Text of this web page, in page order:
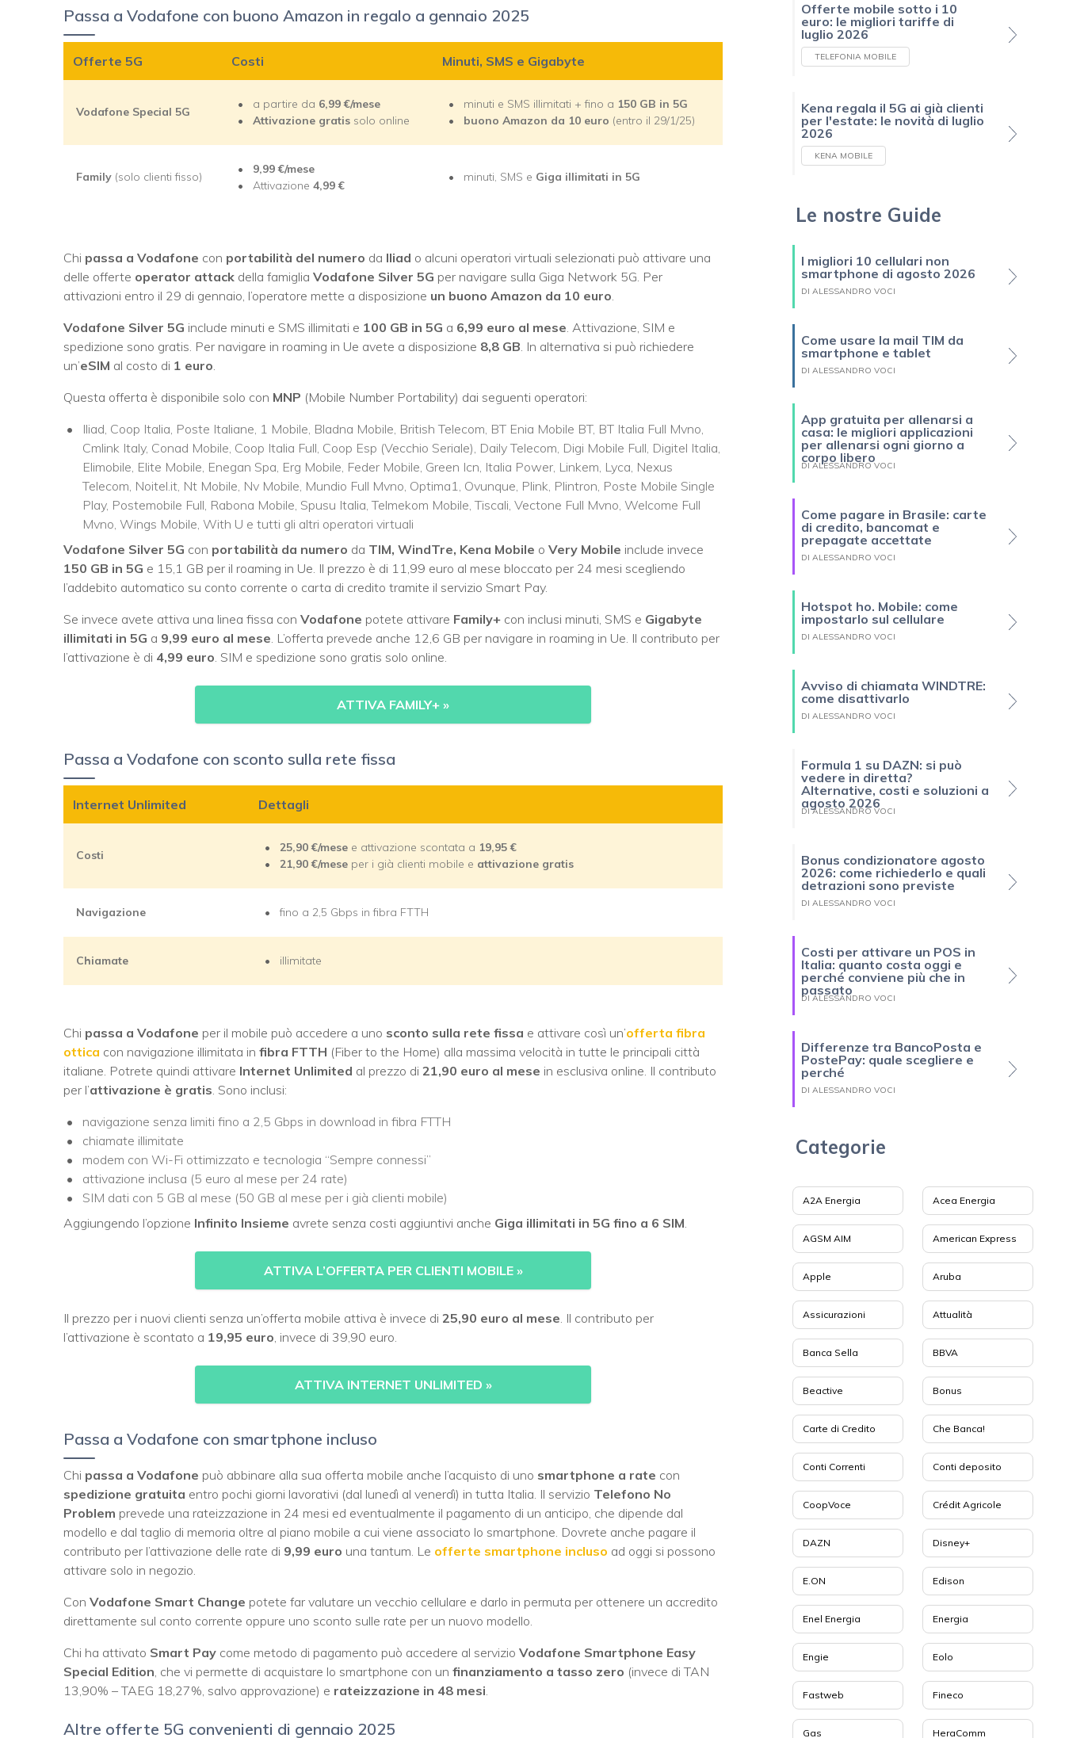
Passa a Vodafone con buono Amazon in regalo a gennaio 2025
Offerte 5G Costi Minuti, SMS e Gigabyte
Vodafone Special 5G
a partire da 6,99 €/mese
Attivazione gratis solo online
minuti e SMS illimitati + fino a 150 GB in 5G
buono Amazon da 10 euro (entro il 29/1/25)
Family (solo clienti fisso)
9,99 €/mese
Attivazione 4,99 €
minuti, SMS e Giga illimitati in 5G
Chi passa a Vodafone con portabilità del numero da Iliad o alcuni operatori virtuali selezionati può attivare una
delle offerte operator attack della famiglia Vodafone Silver 5G per navigare sulla Giga Network 5G. Per
attivazioni entro il 29 di gennaio, l’operatore mette a disposizione un buono Amazon da 10 euro
Vodafone Silver 5G include minuti e SMS illimitati e 100 GB in 5G a 6,99 euro al mese . Attivazione, SIM e
spedizione sono gratis. Per navigare in roaming in Ue avete a disposizione 8,8 GB . In alternativa si può richiedere
un’eSIM al costo di 1 euro
Questa offerta è disponibile solo con MNP (Mobile Number Portability) dai seguenti operatori:
Iliad, Coop Italia, Poste Italiane, 1 Mobile, Bladna Mobile, British Telecom, BT Enia Mobile BT, BT Italia Full Mvno,
Cmlink Italy, Conad Mobile, Coop Italia Full, Coop Esp (Vecchio Seriale), Daily Telecom, Digi Mobile Full, Digitel Italia,
Elimobile, Elite Mobile, Enegan Spa, Erg Mobile, Feder Mobile, Green Icn, Italia Power, Linkem, Lyca, Nexus
Telecom, Noitel.it, Nt Mobile, Nv Mobile, Mundio Full Mvno, Optima1, Ovunque, Plink, Plintron, Poste Mobile Single
Play, Postemobile Full, Rabona Mobile, Spusu Italia, Telmekom Mobile, Tiscali, Vectone Full Mvno, Welcome Full
Mvno, Wings Mobile, With U e tutti gli altri operatori virtuali
Vodafone Silver 5G con portabilità da numero da TIM, WindTre, Kena Mobile o Very Mobile include invece
150 GB in 5G e 15,1 GB per il roaming in Ue. Il prezzo è di 11,99 euro al mese bloccato per 24 mesi scegliendo
l’addebito automatico su conto corrente o carta di credito tramite il servizio Smart Pay.
Se invece avete attiva una linea fissa con Vodafone potete attivare Family+ con inclusi minuti, SMS e Gigabyte
illimitati in 5G a 9,99 euro al mese . L’offerta prevede anche 12,6 GB per navigare in roaming in Ue. Il contributo per
l’attivazione è di 4,99 euro . SIM e spedizione sono gratis solo online.
ATTIVA FAMILY+ »
Passa a Vodafone con sconto sulla rete fissa
Internet Unlimited Dettagli
Costi
25,90 €/mese e attivazione scontata a 19,95 €
21,90 €/mese per i già clienti mobile e attivazione gratis
Navigazione fino a 2,5 Gbps in fibra FTTH
Chiamate illimitate
Chi passa a Vodafone per il mobile può accedere a uno sconto sulla rete fissa e attivare così un’offerta fibra
ottica con navigazione illimitata in fibra FTTH (Fiber to the Home) alla massima velocità in tutte le principali città
italiane. Potrete quindi attivare Internet Unlimited al prezzo di 21,90 euro al mese in esclusiva online. Il contributo
per l’attivazione è gratis . Sono inclusi:
navigazione senza limiti fino a 2,5 Gbps in download in fibra FTTH
chiamate illimitate
modem con Wi-Fi ottimizzato e tecnologia “Sempre connessi”
attivazione inclusa (5 euro al mese per 24 rate)
SIM dati con 5 GB al mese (50 GB al mese per i già clienti mobile)
Aggiungendo l’opzione Infinito Insieme avrete senza costi aggiuntivi anche Giga illimitati in 5G fino a 6 SIM
ATTIVA L’OFFERTA PER CLIENTI MOBILE »
Il prezzo per i nuovi clienti senza un’offerta mobile attiva è invece di 25,90 euro al mese . Il contributo per
l’attivazione è scontato a 19,95 euro , invece di 39,90 euro.
ATTIVA INTERNET UNLIMITED »
Passa a Vodafone con smartphone incluso
Chi passa a Vodafone può abbinare alla sua offerta mobile anche l’acquisto di uno smartphone a rate con
spedizione gratuita entro pochi giorni lavorativi (dal lunedì al venerdì) in tutta Italia. Il servizio Telefono No
Problem prevede una rateizzazione in 24 mesi ed eventualmente il pagamento di un anticipo, che dipende dal
modello e dal taglio di memoria oltre al piano mobile a cui viene associato lo smartphone. Dovrete anche pagare il
contributo per l’attivazione delle rate di 9,99 euro una tantum. Le offerte smartphone incluso ad oggi si possono
attivare solo in negozio.
Con Vodafone Smart Change potete far valutare un vecchio cellulare e darlo in permuta per ottenere un accredito
direttamente sul conto corrente oppure uno sconto sulle rate per un nuovo modello.
Chi ha attivato Smart Pay come metodo di pagamento può accedere al servizio Vodafone Smartphone Easy
Special Edition , che vi permette di acquistare lo smartphone con un finanziamento a tasso zero (invece di TAN
13,90% – TAEG 18,27%, salvo approvazione) e rateizzazione in 48 mesi
Altre offerte 5G convenienti di gennaio 2025
Offerte mobile sotto i 10
euro: le migliori tariffe di
luglio 2026
TELEFONIA MOBILE
Kena regala il 5G ai già clienti
per l'estate: le novità di luglio
2026
KENA MOBILE
Le nostre Guide
I migliori 10 cellulari non
smartphone di agosto 2026
DI ALESSANDRO VOCI
Come usare la mail TIM da
smartphone e tablet
DI ALESSANDRO VOCI
App gratuita per allenarsi a
casa: le migliori applicazioni
per allenarsi ogni giorno a
corpo libero
DI ALESSANDRO VOCI
Come pagare in Brasile: carte
di credito, bancomat e
prepagate accettate
DI ALESSANDRO VOCI
Hotspot ho. Mobile: come
impostarlo sul cellulare
DI ALESSANDRO VOCI
Avviso di chiamata WINDTRE:
come disattivarlo
DI ALESSANDRO VOCI
Formula 1 su DAZN: si può
vedere in diretta?
Alternative, costi e soluzioni a
agosto 2026
DI ALESSANDRO VOCI
Bonus condizionatore agosto
2026: come richiederlo e quali
detrazioni sono previste
DI ALESSANDRO VOCI
Costi per attivare un POS in
Italia: quanto costa oggi e
perché conviene più che in
passato
DI ALESSANDRO VOCI
Differenze tra BancoPosta e
PostePay: quale scegliere e
perché
DI ALESSANDRO VOCI
Categorie
A2A Energia Acea Energia
AGSM AIM American Express
Apple Aruba
Assicurazioni Attualità
Banca Sella BBVA
Beactive Bonus
Carte di Credito Che Banca!
Conti Correnti Conti deposito
CoopVoce Crédit Agricole
DAZN Disney+
E.ON Edison
Enel Energia Energia
Engie Eolo
Fastweb Fineco
Gas HeraComm